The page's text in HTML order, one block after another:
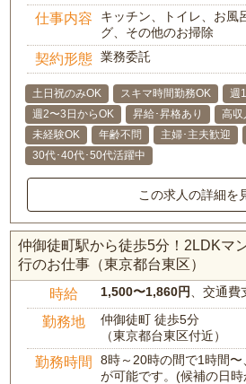
仕事内容
キッチン、トイレ、お風
グ、その他のお掃除
契約形態 業務委託
土日祝のみOK スキマ時間勤務OK
週
週2〜3日からOK
昇給･昇格あり 高収
未経験OK
年齢不問 主婦･主夫歓迎
30代･40代･50代活躍中
この求人の詳細を
仲御徒町駅から徒歩5分！2LDKマ
行のお仕事（東京都台東区）
時給 1,500〜1,860円 、交通
勤務地
仲御徒町 徒歩5分
（東京都台東区付近）
勤務時間
8時～20時の間で1時間〜
が可能です。(候補の日